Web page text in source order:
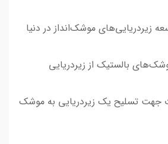
جهت تسلیح یك زیردریایی به موشك